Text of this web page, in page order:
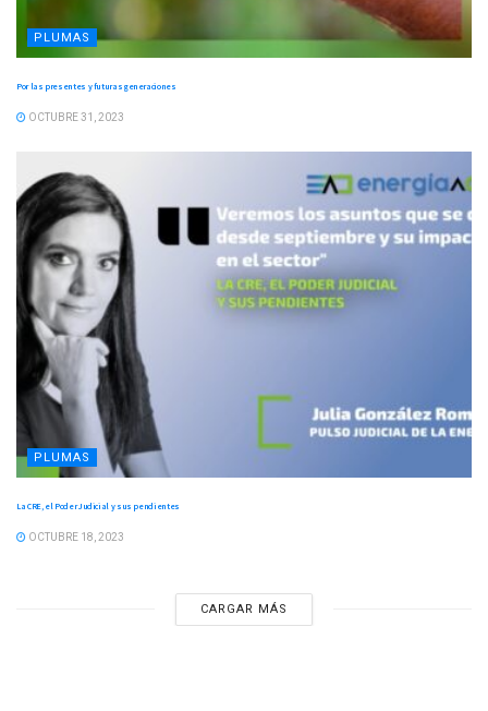
PLUMAS
Por las presentes y futuras generaciones
OCTUBRE 31, 2023
PLUMAS
La CRE, el Poder Judicial y sus pendientes
OCTUBRE 18, 2023
CARGAR MÁS